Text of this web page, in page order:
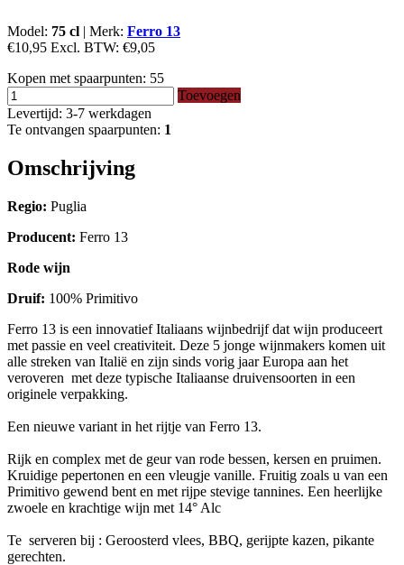
Model: 75 cl | Merk: Ferro 13
€10,95 Excl. BTW: €9,05
Kopen met spaarpunten: 55
Toevoegen
Levertijd: 3-7 werkdagen
Te ontvangen spaarpunten: 1
Omschrijving
Regio: Puglia
Producent: Ferro 13
Rode wijn
Druif: 100% Primitivo
Ferro 13 is een innovatief Italiaans wijnbedrijf dat wijn produceert
met passie en veel creativiteit. Deze 5 jonge wijnmakers komen uit
alle streken van Italië en zijn sinds vorig jaar Europa aan het
veroveren met deze typische Italiaanse druivensoorten in een
originele verpakking.
Een nieuwe variant in het rijtje van Ferro 13.
Rijk en complex met de geur van rode bessen, kersen en pruimen.
Kruidige pepertonen en een vleugje vanille. Fruitig zoals u van een
Primitivo gewend bent en met rijpe stevige tannines. Een heerlijke
zwoele en krachtige wijn met 14° Alc
Te serveren bij : Geroosterd vlees, BBQ, gerijpte kazen, pikante
gerechten.